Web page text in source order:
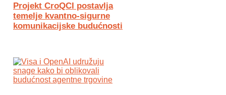
Projekt CroQCI postavlja
temelje kvantno-sigurne
komunikacijske budućnosti